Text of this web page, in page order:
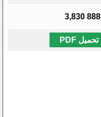
888
3,830
تحميل PDF